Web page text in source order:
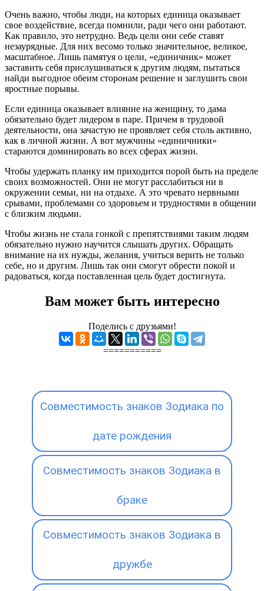
Очень важно, чтобы люди, на которых единица оказывает
свое воздействие, всегда помнили, ради чего они работают.
Как правило, это нетрудно. Ведь цели они себе ставят
незаурядные. Для них весомо только значительное, великое,
масштабное. Лишь памятуя о цели, «единичник» может
заставить себя прислушиваться к другим людям, пытаться
найди выгодное обеим сторонам решение и заглушить свои
яростные порывы.
Если единица оказывает влияние на женщину, то дама
обязательно будет лидером в паре. Причем в трудовой
деятельности, она зачастую не проявляет себя столь активно,
как в личной жизни. А вот мужчины «единичники»
стараются доминировать во всех сферах жизни.
Чтобы удержать планку им приходится порой быть на пределе
своих возможностей. Они не могут расслабиться ни в
окружении семьи, ни на отдыхе. А это чревато нервными
срывами, проблемами со здоровьем и трудностями в общении
с близким людьми.
Чтобы жизнь не стала гонкой с препятствиями таким людям
обязательно нужно научится слышать других. Обращать
внимание на их нужды, желания, учиться верить не только
себе, но и другим. Лишь так они смогут обрести покой и
радоваться, когда поставленная цель будет достигнута.
Вам может быть интересно
Поделись с друзьями!
===========
Совместимость знаков Зодиака по
дате рождения
Совместимость знаков Зодиака в
браке
Совместимость знаков Зодиака в
дружбе